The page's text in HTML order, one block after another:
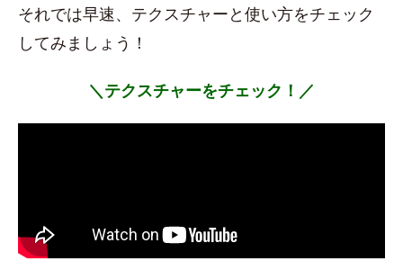
それでは早速、テクスチャーと使い方をチェック
してみましょう！
＼テクスチャーをチェック！／